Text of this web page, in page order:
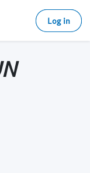
Log in